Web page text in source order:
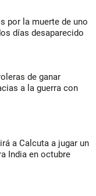
por la muerte de uno
días desaparecido
de ganar
a la guerra con
a Calcuta a jugar un
India en octubre